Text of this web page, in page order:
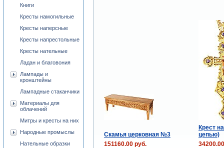
Скамья церковная №3
Крест
цепью)
151160.00 руб.
Книги
Кресты намогильные
Кресты наперсные
Кресты напрестольные
Кресты нательные
Ладан и благовония
Лампады и
кронштейны
Лампадные стаканчики
Материалы для
облачений
Митры и кресты на них
Народные промыслы
Нательные образки